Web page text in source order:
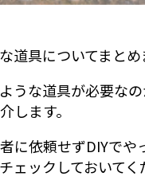
道具についてまとめ
うな道具が必要な
します。
に依頼せずDIYで
ックしておいてく